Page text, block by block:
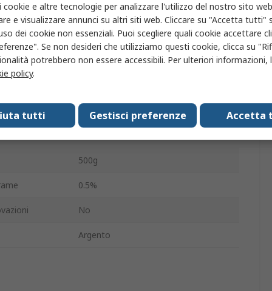
0%
Filo
221°C
96.5%
500g
0.5%
No
Argento
cookie e altre tecnologie per analizzare l'utilizzo del nostro sito
e visualizzare annunci su altri siti web. Cliccare su "Accetta tutti"
dei cookie non essenziali. Puoi scegliere quali cookie accettare
Se non desideri che utilizziamo questi cookie, clicca su
potrebbero non essere accessibili. Per ulteriori informazioni,
policy.
Accetta
Gestisci preferenze
tutti